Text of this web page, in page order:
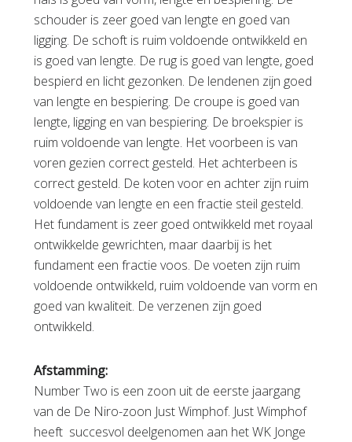
schouder is zeer goed van lengte en goed van
ligging. De schoft is ruim voldoende ontwikkeld en
is goed van lengte. De rug is goed van lengte, goed
bespierd en licht gezonken. De lendenen zijn goed
van lengte en bespiering. De croupe is goed van
lengte, ligging en van bespiering. De broekspier is
ruim voldoende van lengte. Het voorbeen is van
voren gezien correct gesteld. Het achterbeen is
correct gesteld. De koten voor en achter zijn ruim
voldoende van lengte en een fractie steil gesteld.
Het fundament is zeer goed ontwikkeld met royaal
ontwikkelde gewrichten, maar daarbij is het
fundament een fractie voos. De voeten zijn ruim
voldoende ontwikkeld, ruim voldoende van vorm en
goed van kwaliteit. De verzenen zijn goed
ontwikkeld.
Afstamming:
Number Two is een zoon uit de eerste jaargang
van de De Niro-zoon Just Wimphof. Just Wimphof
heeft succesvol deelgenomen aan het WK Jonge